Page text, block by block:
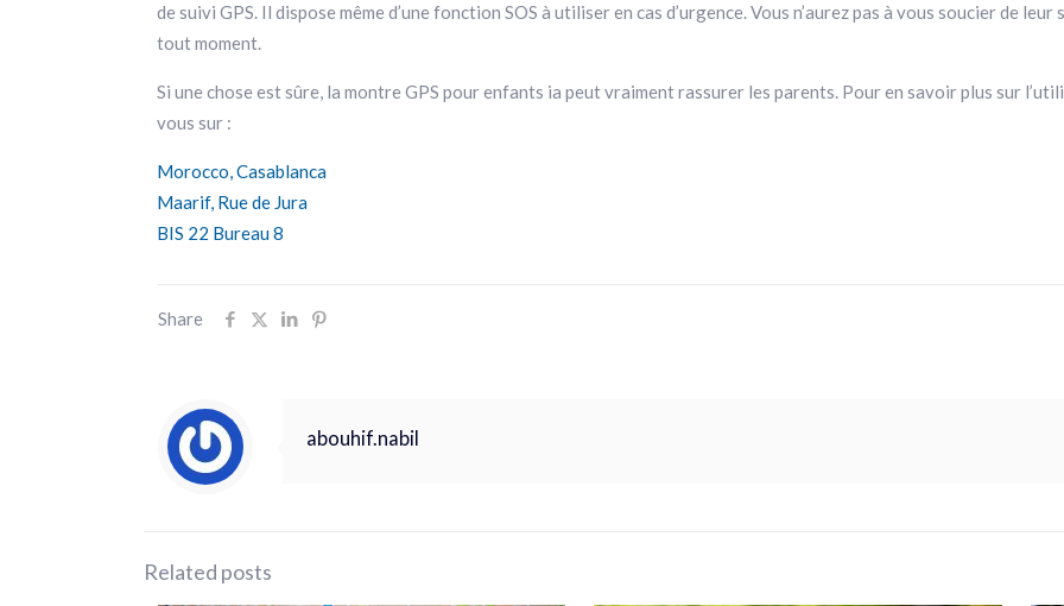
de suivi GPS. Il dispose même d’une fonction SOS à utiliser en cas d’urgence. Vous n’aurez pas à vous soucier de
tout moment.
Si une chose est sûre, la montre GPS pour enfants ia peut vraiment rassurer les parents. Pour en savoir plus sur
vous sur :
Morocco, Casablanca
Maarif, Rue de Jura
BIS 22 Bureau 8
Share
abouhif.nabil
Related posts